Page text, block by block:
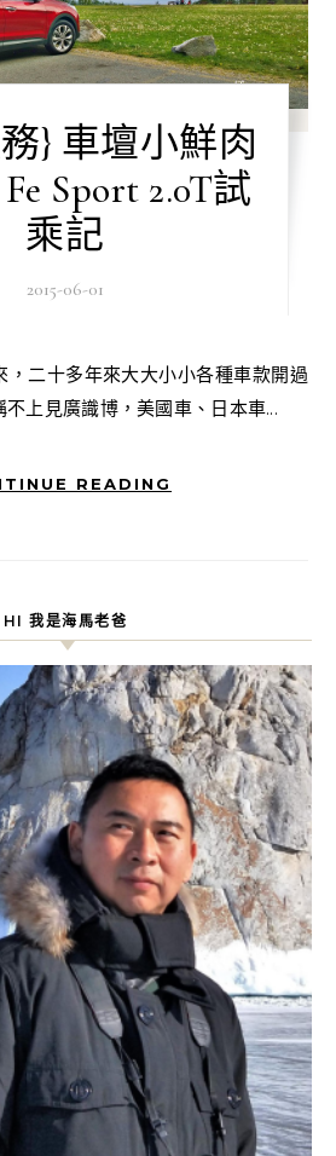
} 車壇小鮮肉
Sport 2.0T試
乘記
2015-06-01
上見廣識博，美國車、日本車...
READING
HI 我是海馬老爸